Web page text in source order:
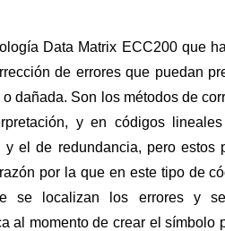
Data Matrix ECC200 que
de errores que puedan
dañada. Son los métodos de
y en códigos
el de redundancia, pero estos
por la que en este tipo de
se localizan los errores y
al momento de crear el símbolo